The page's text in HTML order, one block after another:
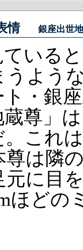
情銀座出世地
いる
うよう
・銀
尊」
これ
は隣
元に目
ほどの